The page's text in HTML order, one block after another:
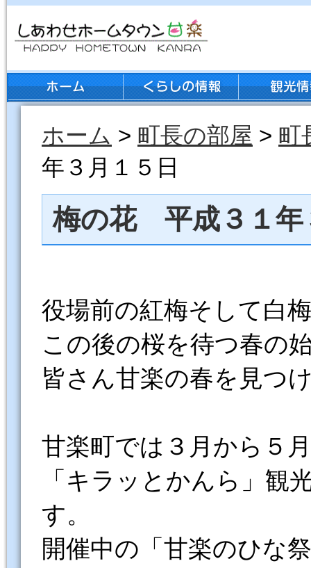
ホーム > 町長の部屋 > 町
年３月１５日
梅の花 平成３１年
役場前の紅梅そして白
この後の桜を待つ春の
皆さん甘楽の春を見つ
甘楽町では３月から５
「キラッとかんら」観
す。
開催中の「甘楽のひな